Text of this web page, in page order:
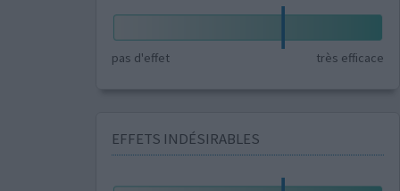
pas d'effet très efficace
EFFETS INDÉSIRABLES